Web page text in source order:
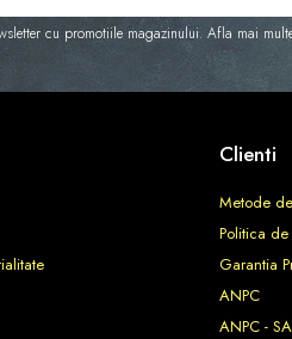
cu promotiile magazinului. Afla mai
Clienti
Metode
Politica de
Garantia
ANPC
ANPC -